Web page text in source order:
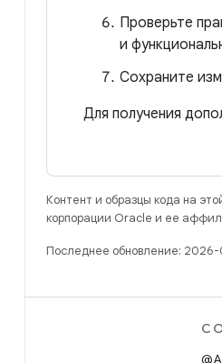
Проверьте
и
Сохраните
Для получения
Контент и образцы кода на
корпорации Oracle и ее
Последнее обновление: 2026-